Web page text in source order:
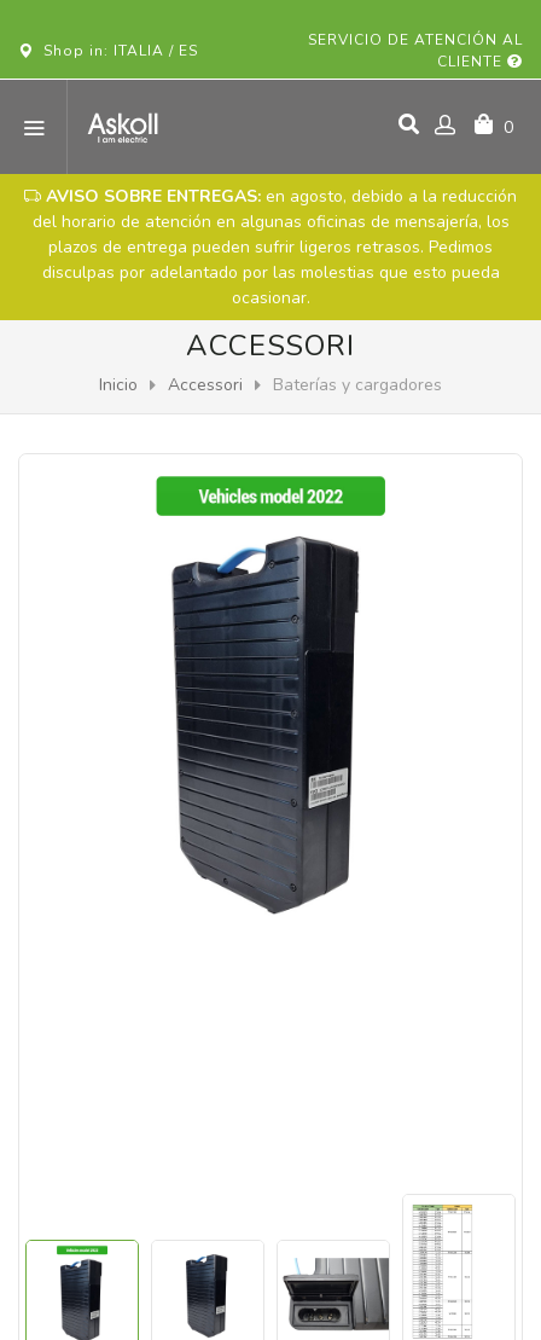
Shop in: ITALIA / ES
SERVICIO DE ATENCIÓN AL
CLIENTE
0
AVISO SOBRE ENTREGAS: en agosto, debido a la reducción
del horario de atención en algunas oficinas de mensajería, los
plazos de entrega pueden sufrir ligeros retrasos. Pedimos
disculpas por adelantado por las molestias que esto pueda
ocasionar.
ACCESSORI
Inicio Accessori Baterías y cargadores